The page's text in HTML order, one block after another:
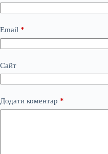
Email *
Сайт
Додати коментар *